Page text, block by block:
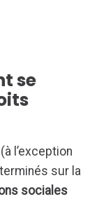
se
l’exception
sur la
sociales